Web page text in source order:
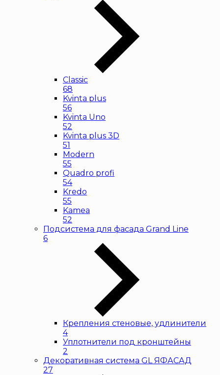
Classic
68
Kvinta plus
56
Kvinta Uno
52
Kvinta plus 3D
51
Modern
55
Quadro profi
54
Kredo
55
Kamea
52
Подсистема для фасада Grand Line
6
Крепления стеновые, удлинители
4
Уплотнители под кронштейны
2
Декоративная система GL ЯФАСАД
27